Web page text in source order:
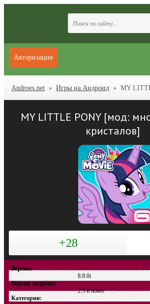
Авторизация
Androes.net » Игры на Андроид » MY
MY LITTLE PONY [мод:
кристалов]
+28
Версия:
8.8.0i
Версия андроид:
2.3 и новее
Категории: